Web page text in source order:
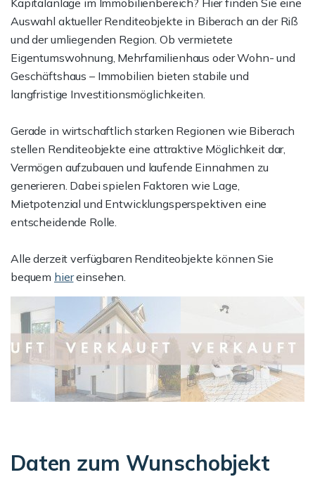
Kapitalanlage im Immobilienbereich? Hier finden Sie eine
Auswahl aktueller Renditeobjekte in Biberach an der Riß
und der umliegenden Region. Ob vermietete
Eigentumswohnung, Mehrfamilienhaus oder Wohn- und
Geschäftshaus – Immobilien bieten stabile und
langfristige Investitionsmöglichkeiten.
Gerade in wirtschaftlich starken Regionen wie Biberach
stellen Renditeobjekte eine attraktive Möglichkeit dar,
Vermögen aufzubauen und laufende Einnahmen zu
generieren. Dabei spielen Faktoren wie Lage,
Mietpotenzial und Entwicklungsperspektiven eine
entscheidende Rolle.
Alle derzeit verfügbaren Renditeobjekte können Sie
bequem hiereinsehen.
Daten zum Wunschobjekt